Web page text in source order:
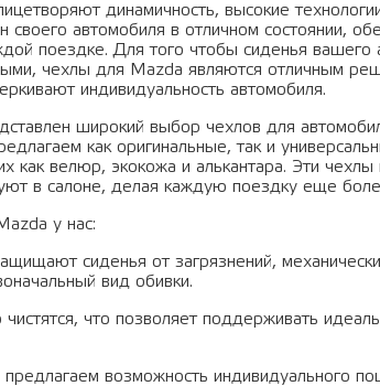
динамичность, высокие
своего автомобиля в отличном состоянии,
поездке. Для того чтобы сиденья вашего
чехлы для Mazda являются отличным
индивидуальность автомобиля.
широкий выбор чехлов для
как оригинальные, так и
как велюр, экокожа и алькантара. Эти
в салоне, делая каждую поездку еще
у нас:
сиденья от загрязнений,
вид обивки.
чистятся, что позволяет поддерживать
возможность индивидуального